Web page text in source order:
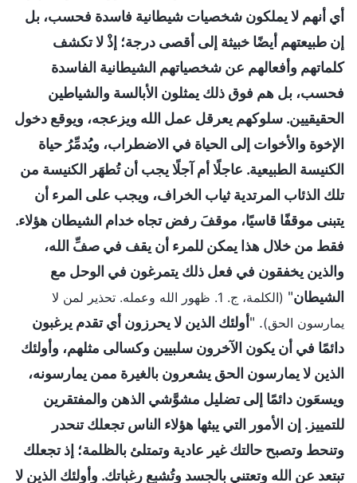
أي أنهم لا يملكون شخصيات شيطانية فاسدة فحسب، بل
إن طبيعتهم أيضًا خبيثة إلى أقصى درجة؛ إذْ لا تكشف
كلماتهم وأفعالهم عن شخصياتهم الشيطانية الفاسدة
فحسب، بل هم فوق ذلك يمثلون الأبالسة والشياطين
الحقيقيين. سلوكهم يعرقل عمل الله ويزعجه، ويوقع دخول
الإخوة والأخوات إلى الحياة في الاضطراب، ويُدمِّرُ حياة
الكنيسة الطبيعية. عاجلًا أم آجلًا يجب أن تُطهَر الكنيسة من
تلك الذئاب المرتدية ثياب الخراف، ويجب على المرء أن
يتبنى موقفًا قاسيًا، موقفَ رفض تجاه خدام الشيطان هؤلاء.
فقط من خلال هذا يمكن للمرء أن يقف في صفِّ الله،
والذين يخفقون في فعل ذلك يتمرغون في الوحل مع
الشيطان"
(الكلمة، ج. 1. ظهور الله وعمله. تحذير لمن لا
يمارسون الحق). "أولئك الذين لا يحرزون أي تقدم يرغبون
دائمًا في أن يكون الآخرون سلبيين وكسالى مثلهم، وأولئك
الذين لا يمارسون الحق يشعرون بالغيرة ممن يمارسونه،
ويسعَون دائمًا إلى تضليل مشوَّشي الذهن والمفتقرين
للتمييز. إن الأمور التي يبثها هؤلاء الناس تجعلك تنحدر
وتنحط وتصبح حالتك غير عادية وتمتلئ بالظلمة؛ إذ تجعلك
تبتعد عن الله وتعتني بالجسد وتُشبع رغباتك. وأولئك الذين لا